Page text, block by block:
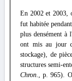
En 2002 et 2003,
fut habitée
plus densément à
ont mis au jour
stockage), de
structures semi-
Chron., p. 965).